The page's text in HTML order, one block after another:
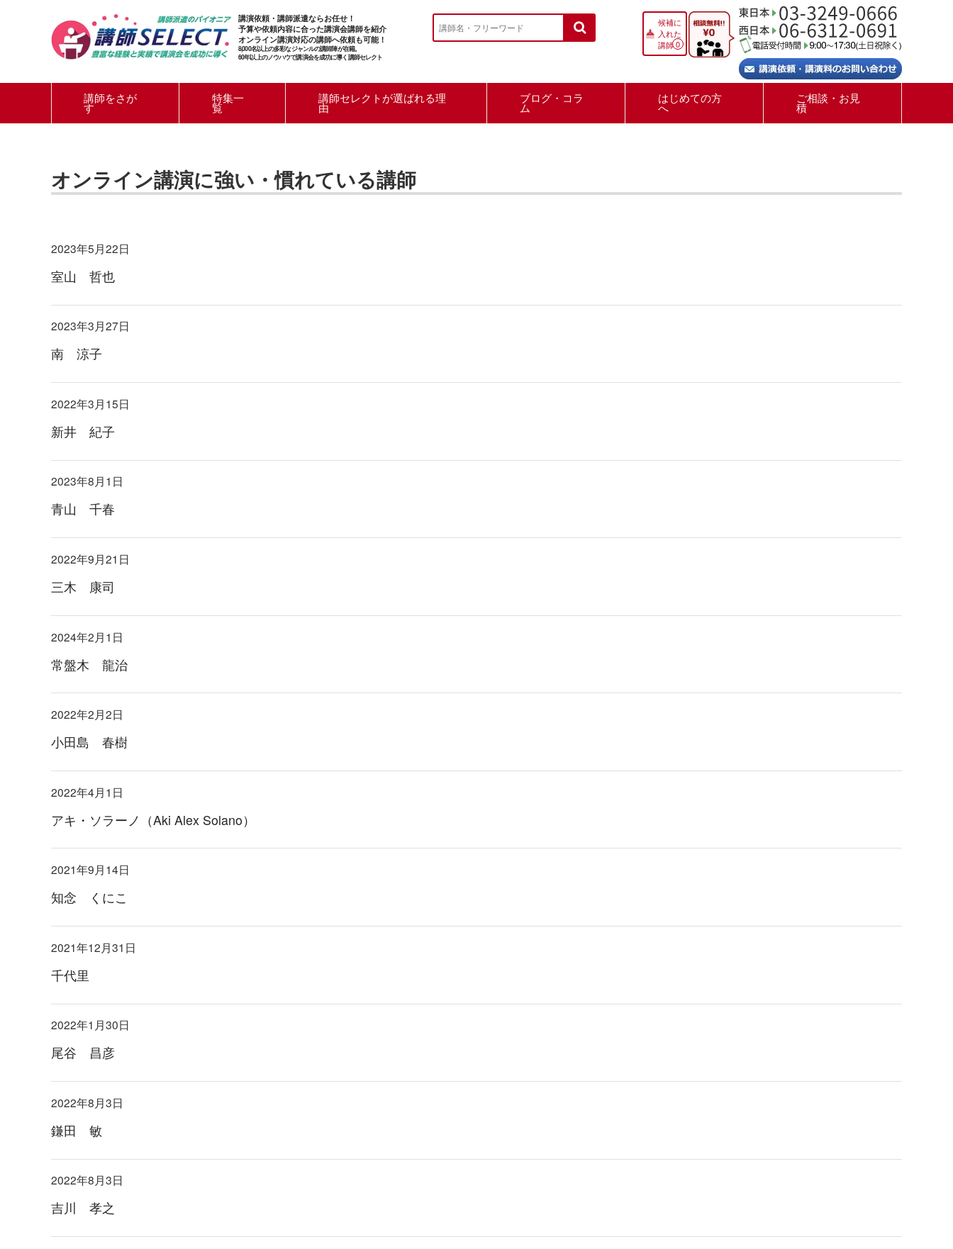
講演依頼・講師派遣ならお任せ！
予算や依頼内容に合った講演会講師を紹介
オンライン講演対応の講師へ依頼も可能！
8,000名以上の多彩なジャンルの講師陣が在籍。
60年以上のノウハウで講演会を成功に導く講師セレクト
候補に
入れた
講師0
講師をさが
す
特集一
覧
講師セレクトが選ばれる理
由
ブログ・コラ
ム
はじめての方
へ
ご相談・お見
積
オンライン講演に強い・慣れている講師
2023年5月22日
室山 哲也
2023年3月27日
南 涼子
2022年3月15日
新井 紀子
2023年8月1日
青山 千春
2022年9月21日
三木 康司
2024年2月1日
常盤木 龍治
2022年2月2日
小田島 春樹
2022年4月1日
アキ・ソラーノ（Aki Alex Solano）
2021年9月14日
知念 くにこ
2021年12月31日
千代里
2022年1月30日
尾谷 昌彦
2022年8月3日
鎌田 敏
2022年8月3日
吉川 孝之